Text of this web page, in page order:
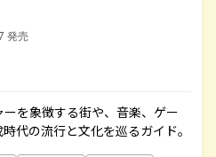
発売
を象徴する街や、音楽、ゲー
代の流行と文化を巡るガイド。